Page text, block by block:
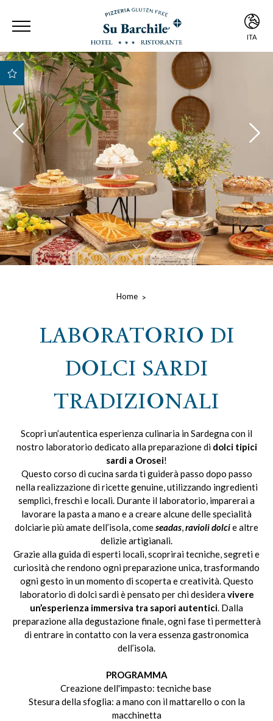
ITA
Miglior Tariffa
Garantita
Migliori condizioni di
pagamento e
cancellazione
Early Check-in e Late
Check-out previa
disponibilità
Upgrade gratuito della
camera previa
disponibilità
Home
LABORATORIO DI
DOLCI SARDI
TRADIZIONALI
Scopri un’autentica esperienza culinaria in Sardegna con il
nostro laboratorio dedicato alla preparazione di dolci tipici
sardi a Orosei!
Questo corso di cucina sarda ti guiderà passo dopo passo
nella realizzazione di ricette genuine, utilizzando ingredienti
semplici, freschi e locali. Durante il laboratorio, imparerai a
lavorare la pasta a mano e a creare alcune delle specialità
dolciarie più amate dell’isola, comeseadas,raviolidolcie altre
delizie artigianali.
Grazie alla guida di esperti locali, scoprirai tecniche, segreti e
curiosità che rendono ogni preparazione unica, trasformando
ogni gesto in un momento di scoperta e creatività. Questo
laboratorio di dolci sardi è pensato per chi desideravivere
un’esperienza immersiva tra sapori autentici. Dalla
preparazione alla degustazione finale, ogni fase ti permetterà
di entrare in contatto con la vera essenza gastronomica
dell’isola.
PROGRAMMA
Creazione dell'impasto: tecniche base
Stesura della sfoglia: a mano con il mattarello o con la
macchinetta